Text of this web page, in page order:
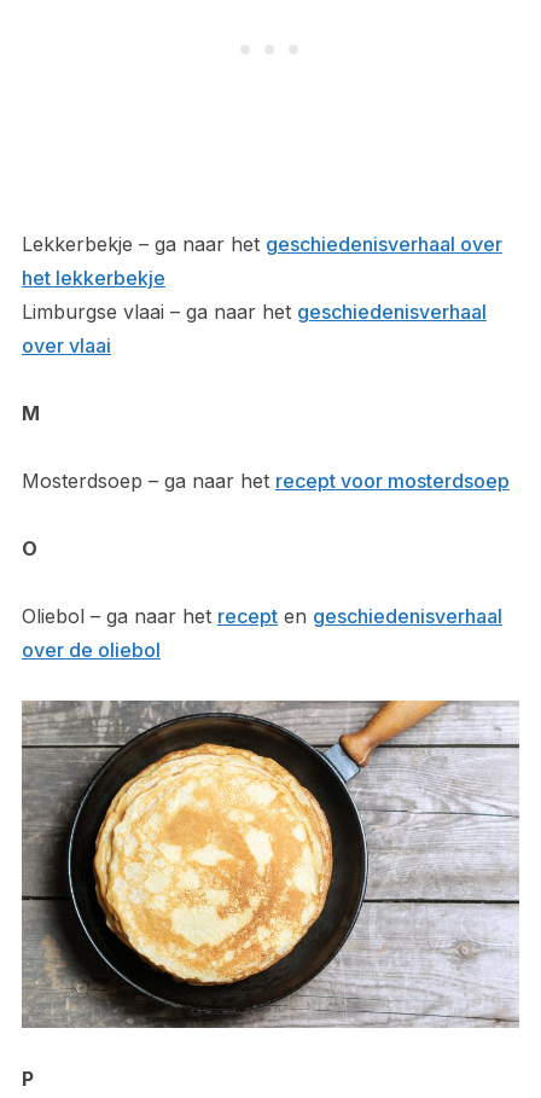
Lekkerbekje – ga naar het geschiedenisverhaal over
het lekkerbekje
Limburgse vlaai – ga naar het geschiedenisverhaal
over vlaai
M
Mosterdsoep – ga naar het recept voor mosterdsoep
O
Oliebol – ga naar het recepten geschiedenisverhaal
over de oliebol
P